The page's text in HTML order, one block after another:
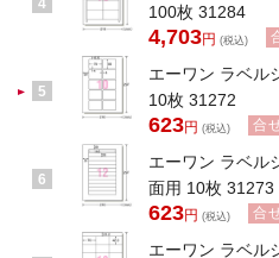
4
100枚 31284
4,703円 (税込)
5
エーワン ラベル
10枚 31272
623円 (税込) 合
6
エーワン ラベル
面用 10枚 31273
623円 (税込) 合
エーワン ラベル